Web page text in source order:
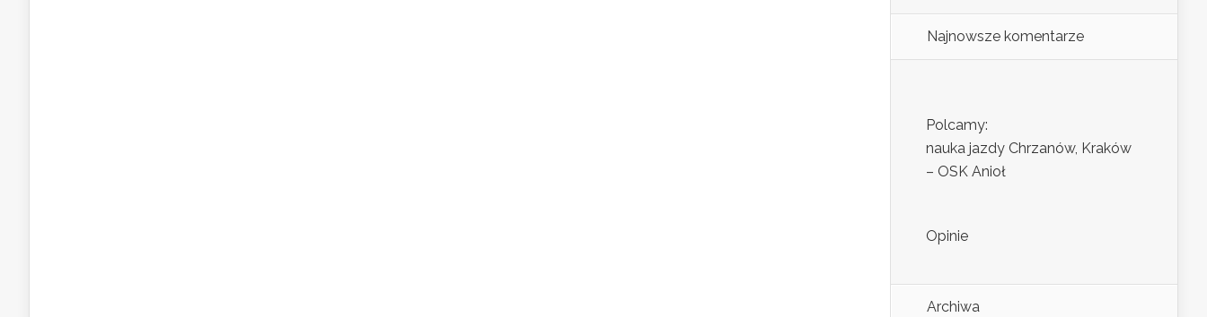
Najnowsze komentarze
Polcamy:
nauka jazdy Chrzanów, Kraków
– OSK Anioł
Opinie
Archiwa